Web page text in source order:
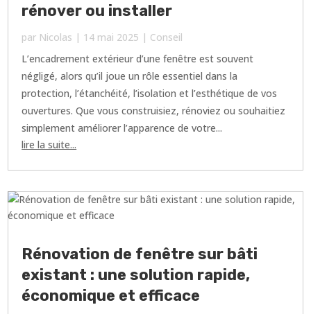
rénover ou installer
par Nicolas | 14 mai 2025 | Conseil
L’encadrement extérieur d’une fenêtre est souvent
négligé, alors qu’il joue un rôle essentiel dans la
protection, l’étanchéité, l’isolation et l’esthétique de vos
ouvertures. Que vous construisiez, rénoviez ou souhaitiez
simplement améliorer l’apparence de votre...
lire la suite...
Rénovation de fenêtre sur bâti
existant : une solution rapide,
économique et efficace